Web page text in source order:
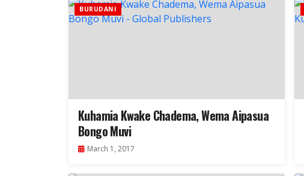
BURUDANI
Kuhamia Kwake Chadema, Wema Aipasua
Bongo Muvi
March 1, 2017